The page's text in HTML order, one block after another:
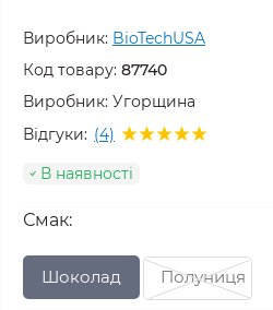
Виробник: BioTechUSA
Код товару: 87740
Виробник: Угорщина
Відгуки: (4)
В наявності
Смак:
Шоколад Полуниця